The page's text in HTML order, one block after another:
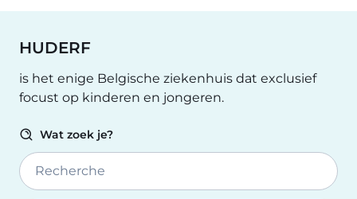
HUDERF
is het enige Belgische ziekenhuis dat exclusief
focust op kinderen en jongeren.
Wat zoek je?
Recherche